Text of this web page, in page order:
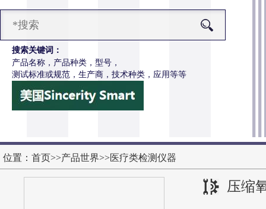
搜索关键词：
产品名称，产品种类，型号，
测试标准或规范，生产商，技术种类，应用等等
息 CSI-Z651电动轮椅车按键开关耐用性测试仪
位置： 首页>>产品世界>>医疗类检测仪器
压缩